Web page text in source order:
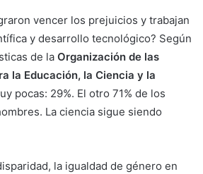
vencer los prejuicios y trabajan
y desarrollo tecnológico? Según
de la Organización de las
la Educación, la Ciencia y la
pocas: 29%. El otro 71% de los
La ciencia sigue siendo
la igualdad de género en